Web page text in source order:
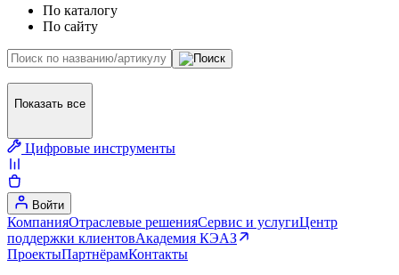
По каталогу
По сайту
Показать все
Цифровые инструменты
Войти
КомпанияОтраслевые решенияСервис и услугиЦентр
поддержки клиентовАкадемия КЭАЗ
ПроектыПартнёрамКонтакты